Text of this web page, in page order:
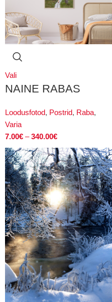
Vali
NAINE RABAS
Loodusfotod, Postrid, Raba,
Varia
7.00€ – 340.00€